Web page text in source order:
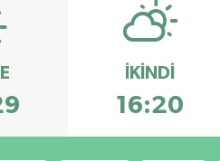
İKINDI
16:20